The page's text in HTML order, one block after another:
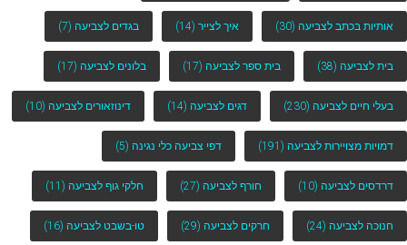
אותיות בכתב לצביעה (30) איך לצייר (14) בגדים לצביעה (7)
בית לצביעה (38) בית ספר לצביעה (17) בלונים לצביעה (17)
בעלי חיים לצביעה (230) דגים לצביעה (14) דינוזאורים לצביעה (10)
דמויות מצויירות לצביעה (191) דפי צביעה כלי נגינה (5)
דרדסים לצביעה (10) חורף לצביעה (27) חלקי גוף לצביעה (11)
חנוכה לצביעה (24) חרקים לצביעה (29) טו-בשבט לצביעה (16)